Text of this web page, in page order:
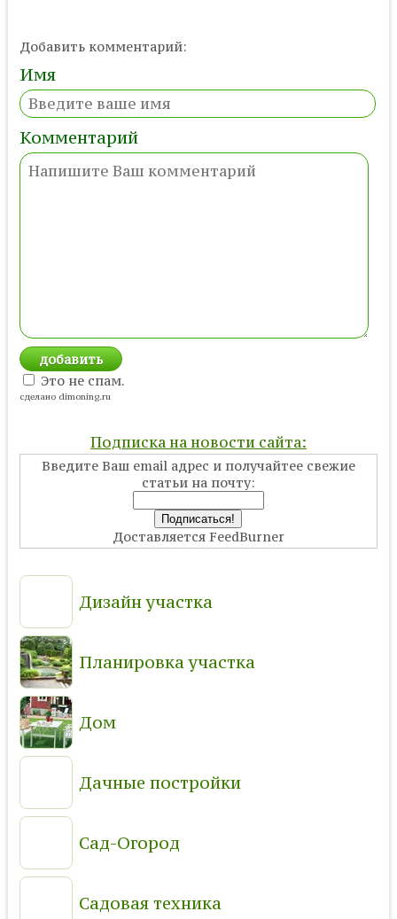
Добавить комментарий:
Имя
Комментарий
Это не спам.
сделано dimoning.ru
Подписка на новости сайта:
Введите Ваш email адрес и получайтее свежие
статьи на почту:
Доставляется FeedBurner
Дизайн участка
Планировка участка
Дом
Дачные постройки
Сад-Огород
Садовая техника